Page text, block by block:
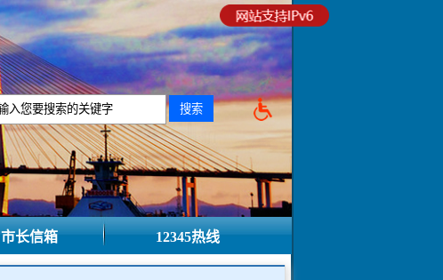
市长信箱 12345热线